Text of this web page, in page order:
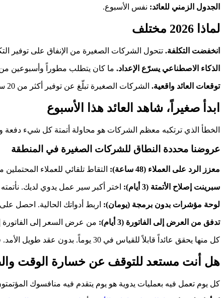
الجدول الزمني للعائد: نفس الأسبوع.
لماذا 2026 مختلف
انخفضت التكلفة. تتحول الشركات الصغيرة من الإنفاق على توفير
الذكاء الاصطناعي يسرّع الإعداد. ما كان يتطلب مطوراً وأسبوعين من
توقعات العائد واقعية. الشركات الصغيرة تبلّغ عن توفير أكثر من 20 ساعة شهرياً و500 إلى 2000 دولار شهرياً. فترات استرداد أقل من 90 يوماً أصبحت القاعدة.
ابدأ صغيراً، شاهد العائد هذا الأسبوع
الخطأ الذي ترتكبه معظم الشركات هو محاولة أتمتة كل شيء دفعة
عروضنا محددة النطاق للشركات الصغيرة في المنطقة
معزز الرد على العملاء (48 ساعة): التقاط تلقائي للعملاء
سبرينت إصلاح الأتمتة (3 أيام): اختر أكبر سير عمل يدوي لديك. نأتمته
لوحة مؤشرات بدون برمجة (يومان): اربط أدواتك الحالية. احصل على 6-10 مؤشرات أداء على شاشة واحدة.
تدفق من العرض إلى الفاتورة (3 أيام): من عرض السعر إلى الفاتورة
كل منها يحقق عائداً قابلاً للقياس في 30 يوماً. بدون عقد طويل الأمد. فقط الإصلاح الذي تحتاجه، يُسلّم بسرعة.
هل أنت مستعد للتوقف عن خسارة الوقت
كل يوم تعمل فيه بعمليات يدوية هو يوم يتقدم فيه منافسوك